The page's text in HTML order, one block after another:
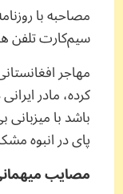
مصاحبه با
سیم‌کارت تلفن
مهاجر
کرده‌، مادر
باشد با
پای در انبوه
مصایب